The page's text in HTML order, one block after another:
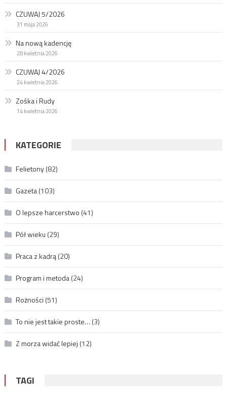
CZUWAJ 5/2026
31 maja 2026
Na nową kadencję
28 kwietnia 2026
CZUWAJ 4/2026
24 kwietnia 2026
Zośka i Rudy
14 kwietnia 2026
KATEGORIE
Felietony(82)
Gazeta(103)
O lepsze harcerstwo (41)
Pół wieku (29)
Praca z kadrą(20)
Program i metoda(24)
Rożności (51)
To nie jest takie proste… (3)
Z morza widać lepiej (12)
TAGI